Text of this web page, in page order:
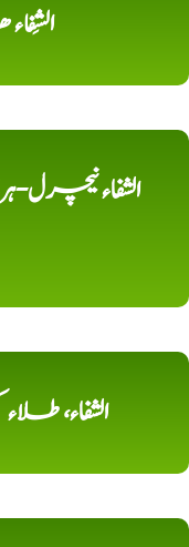
الشفاء
الشفاء،